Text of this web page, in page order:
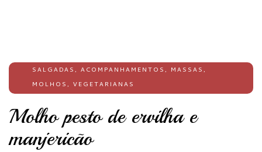
SALGADAS, ACOMPANHAMENTOS, MASSAS,
MOLHOS, VEGETARIANAS
Molho pesto de ervilha e
manjericão